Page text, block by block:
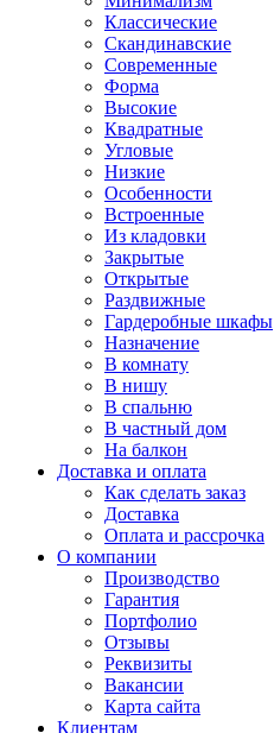
Классические
Скандинавские
Современные
Форма
Высокие
Квадратные
Угловые
Низкие
Особенности
Встроенные
Из кладовки
Закрытые
Открытые
Раздвижные
Гардеробные шкафы
Назначение
В комнату
В нишу
В спальню
В частный дом
На балкон
Доставка и оплата
Как сделать заказ
Доставка
Оплата и рассрочка
О компании
Производство
Гарантия
Портфолио
Отзывы
Реквизиты
Вакансии
Карта сайта
Клиентам